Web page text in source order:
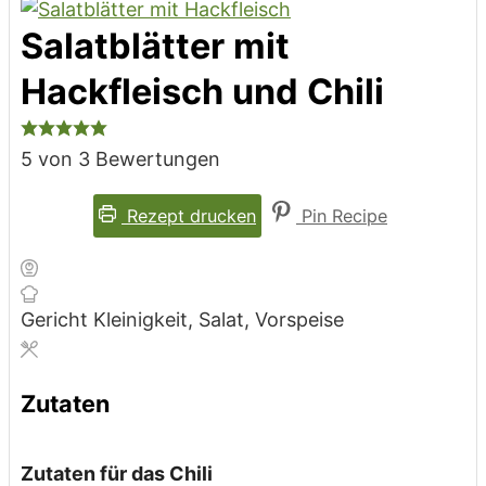
Salatblätter mit
Hackfleisch und Chili
5 von 3 Bewertungen
Rezept drucken Pin Recipe
Gericht Kleinigkeit, Salat, Vorspeise
Zutaten
Zutaten für das Chili